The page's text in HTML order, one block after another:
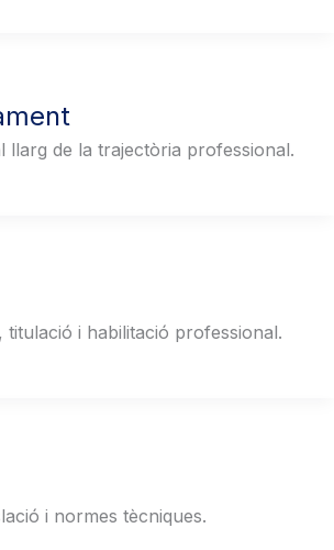
llarg de la trajectòria professional.
titulació i habilitació professional.
i normes tècniques.